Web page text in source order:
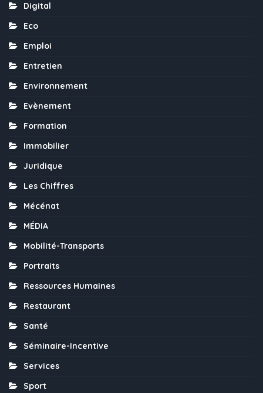
Digital
Eco
Emploi
Entretien
Environnement
Evènement
Formation
Immobilier
Juridique
Les Chiffres
Mécénat
MÉDIA
Mobilité-Transports
Portraits
Ressources Humaines
Restaurant
Santé
Séminaire-Incentive
Services
Sport